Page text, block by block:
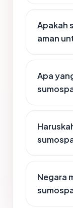
Apakah
aman
Apa
Negara